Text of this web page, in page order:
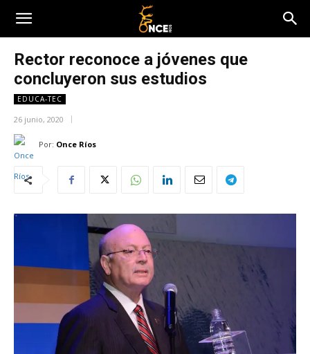
Rector reconoce a jóvenes que
concluyeron sus estudios
EDUCA-TEC
26 junio, 2020
Por: Once Ríos